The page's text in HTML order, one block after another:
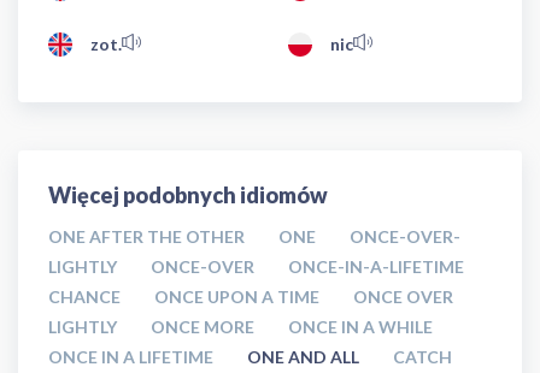
zot. nic
Więcej podobnych idiomów
ONE AFTER THE OTHER ONE
ONCE-OVER-
LIGHTLY
ONCE-OVER
ONCE-IN-A-LIFETIME
CHANCE
ONCE UPON A TIME
ONCE OVER
LIGHTLY
ONCE MORE
ONCE IN A WHILE
ONCE IN A LIFETIME
ONE AND ALL
CATCH